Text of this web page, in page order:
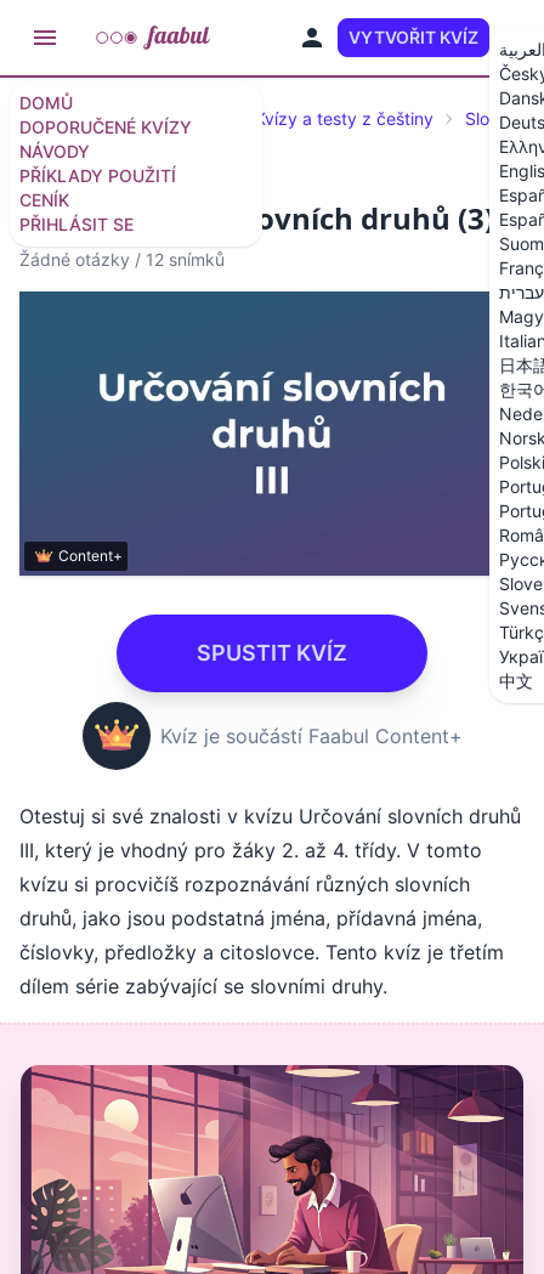
DOMŮ
DOPORUČENÉ KVÍZY
NÁVODY
PŘÍKLADY POUŽITÍ
CENÍK
PŘIHLÁSIT SE
VYTVOŘIT KVÍZ
עברית
日本
한국
Polski
中文
Doporučené kvízy a testy Kvízy a testy z češtiny Slovní
Kvíz: Určování slovních druhů (3)
Žádné otázky / 12 snímků
Content+
SPUSTIT KVÍZ
Kvíz je součástí Faabul Content+
Otestuj si své znalosti v kvízu Určování slovních druhů
III, který je vhodný pro žáky 2. až 4. třídy. V tomto
kvízu si procvičíš rozpoznávání různých slovních
druhů, jako jsou podstatná jména, přídavná jména,
číslovky, předložky a citoslovce. Tento kvíz je třetím
dílem série zabývající se slovními druhy.